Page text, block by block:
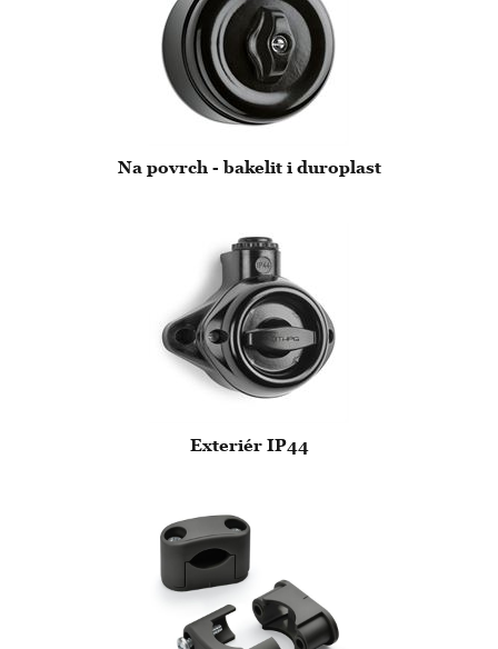
Na povrch - bakelit i duroplast
Exteriér IP44